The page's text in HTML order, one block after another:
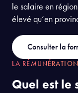
le salaire en
élevé qu’en
Consulter la
LA
Quel est le